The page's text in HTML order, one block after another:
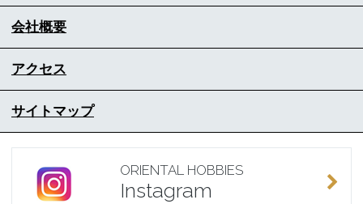
会社概要
アクセス
サイトマップ
ORIENTAL HOBBIES
Instagram